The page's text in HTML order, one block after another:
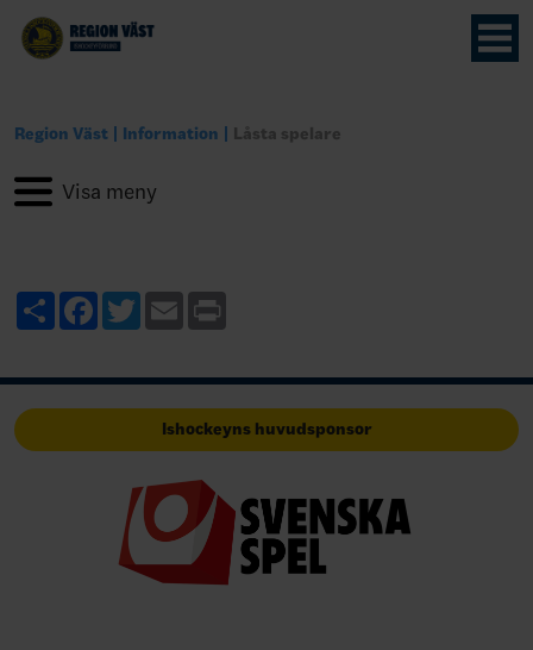
Region Väst Information Låsta spelare
ShareFacebook
TwitterEmail
Ishockeyns huvudsponsor